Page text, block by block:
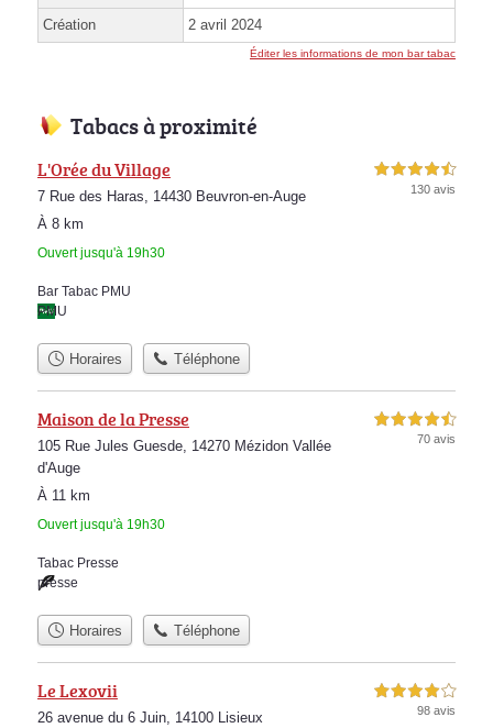
Création 2 avril 2024
Éditer les informations de mon bar tabac
Tabacs à proximité
L'Orée du Village
7 Rue des Haras, 14430 Beuvron-en-Auge
À 8 km
Ouvert jusqu'à 19h30
4,5 étoiles sur 5
130 avis
Bar Tabac PMU
PMU
Horaires Téléphone
Maison de la Presse
105 Rue Jules Guesde, 14270 Mézidon Vallée
d'Auge
À 11 km
Ouvert jusqu'à 19h30
4,5 étoiles sur 5
70 avis
Tabac Presse
presse
Horaires Téléphone
Le Lexovii
26 avenue du 6 Juin, 14100 Lisieux
4,0 étoiles sur 5
98 avis